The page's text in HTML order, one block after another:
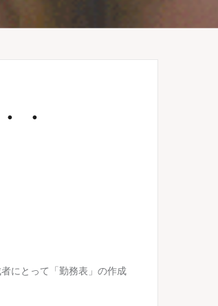
・
にとって「勤務表」の作成